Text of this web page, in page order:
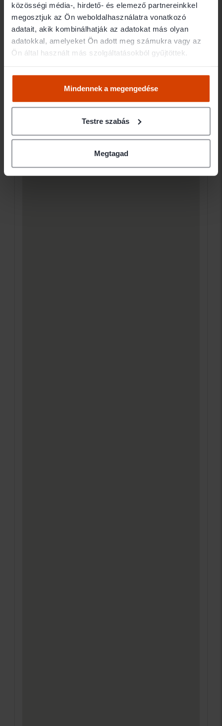
közösségi média-, hirdető- és elemező partnereinkkel
megosztjuk az Ön weboldalhasználatra vonatkozó
adatait, akik kombinálhatják az adatokat más olyan
adatokkal, amelyeket Ön adott meg számukra vagy az
Ön által használt más szolgáltatásokból gyűjtöttek.
Mindennek a megengedése
Testre szabás
Megtagad
Elérhetőségek
1082 Budapest Baross utca 114-116.